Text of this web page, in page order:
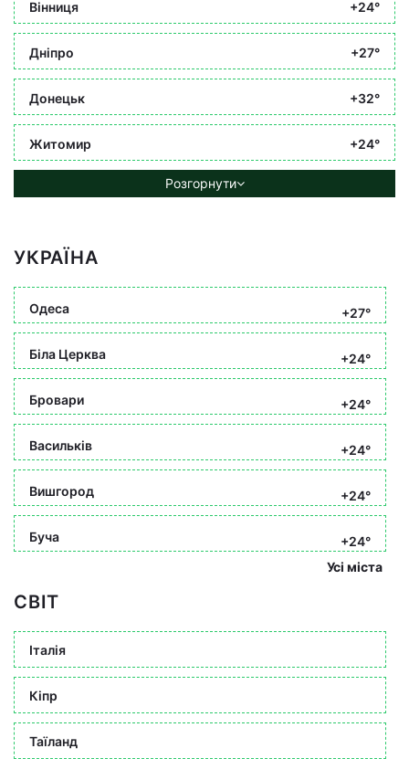
Вінниця +24°
Дніпро +27°
Донецьк +32°
Житомир +24°
Розгорнути
УКРАЇНА
Одеса +27°
Біла Церква +24°
Бровари +24°
Васильків +24°
Вишгород +24°
Буча
+24°
Усі міста
СВІТ
Італія
Кіпр
Таїланд